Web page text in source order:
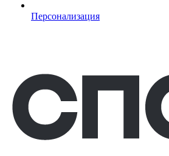
Персонализация